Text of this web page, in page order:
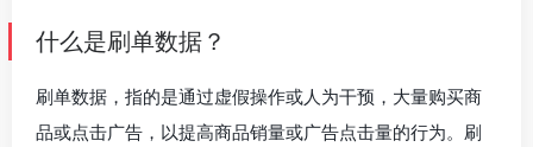
什么是刷单数据？
刷单数据，指的是通过虚假操作或人为干预，大量购买商
品或点击广告，以提高商品销量或广告点击量的行为。刷